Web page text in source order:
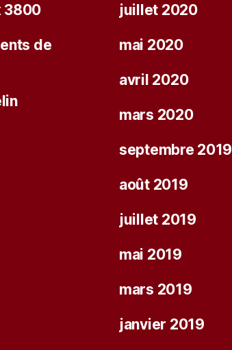
3800
de
juillet 2020
mai 2020
avril 2020
mars 2020
septembre 2019
août 2019
juillet 2019
mai 2019
mars 2019
janvier 2019